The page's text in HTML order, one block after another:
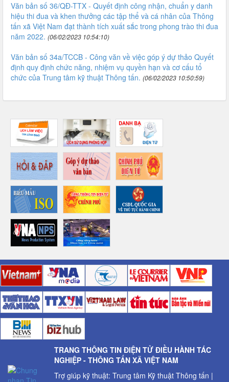
Văn bản số 36/QĐ-TTX - Quyết định công nhận, chuẩn y danh
hiệu thi đua và khen thưởng các tập thể và cá nhân của Thông
tấn xã Việt Nam đạt thành tích xuất sắc trong phong trào thi đua
năm 2022. (06/02/2023 10:54:10)
Văn bản số 34a/TCCB - Công văn về việc góp ý dự thảo Quyết
định quy định chức năng, nhiệm vụ quyền hạn và cơ cấu tổ
chức của Trung tâm kỹ thuật Thông tấn. (06/02/2023 10:50:59)
TRANG THÔNG TIN ĐIỆN TỬ ĐIỀU HÀNH TÁC
NGHIỆP - THÔNG TẤN XÃ VIỆT NAM
Trợ giúp kỹ thuật: Trung tâm Kỹ thuật Thông tấn |